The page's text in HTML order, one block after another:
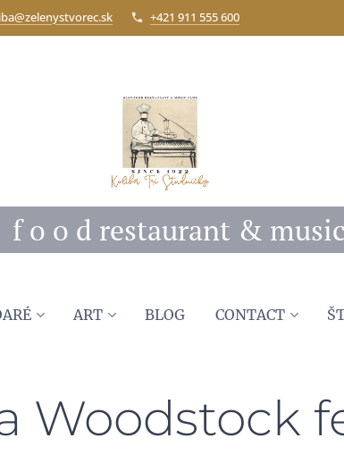
+421 911 555 600
o o d restaurant &
ART BLOG CONTACT
Woodstock